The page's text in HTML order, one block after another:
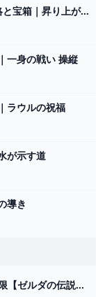
グタンバチの祠（3つ目）攻略と宝箱｜昇り上がる力
一身の戦い 操縦
ラウルの祝福
が示す道
導き
【ティアキン】料理ポーチ上限【ゼルダの伝説ティアーズオブキングダム】